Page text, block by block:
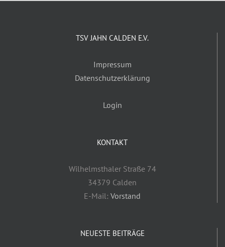
TSV JAHN CALDEN E.V.
Impressum
Datenschutzerklärung
Login
KONTAKT
Wilhelmsthaler Straße 74
34379 Calden
E-Mail: Vorstand
NEUESTE BEITRÄGE